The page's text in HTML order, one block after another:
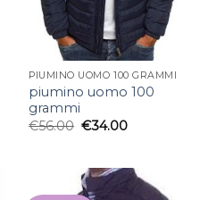
PIUMINO UOMO 100 GRAMMI
piumino uomo 100
grammi
€56.00 €34.00